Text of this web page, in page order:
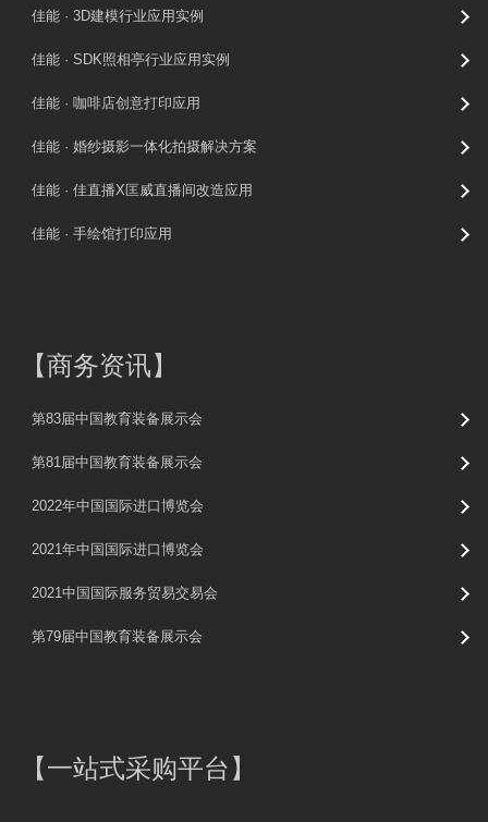
佳能 · 3D建模行业应用实例
佳能 · SDK照相亭行业应用实例
佳能 · 咖啡店创意打印应用
佳能 · 婚纱摄影一体化拍摄解决方案
佳能 · 佳直播X匡威直播间改造应用
佳能 · 手绘馆打印应用
【商务资讯】
第83届中国教育装备展示会
第81届中国教育装备展示会
2022年中国国际进口博览会
2021年中国国际进口博览会
2021中国国际服务贸易交易会
第79届中国教育装备展示会
【一站式采购平台】